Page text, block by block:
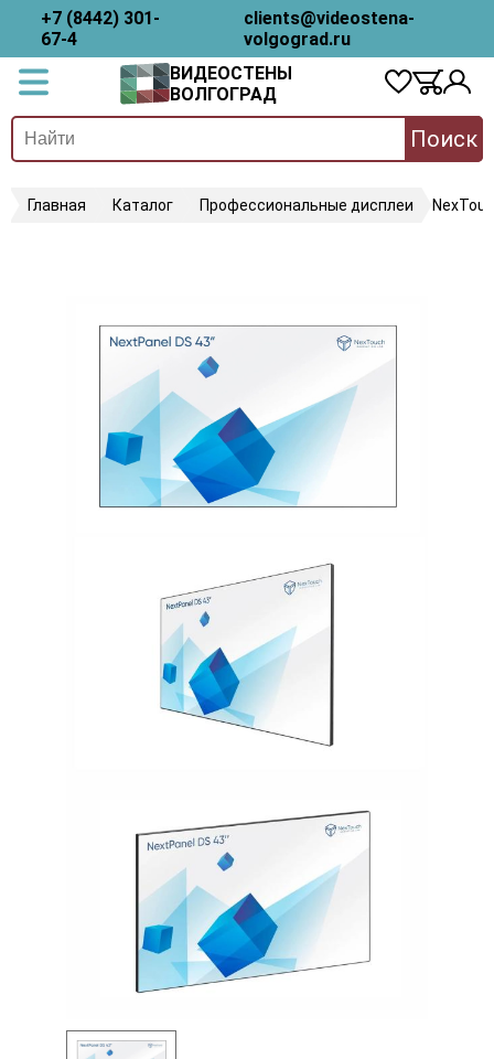
+7 (8442) 301-
67-4
clients@videostena-
volgograd.ru
ВИДЕОСТЕНЫ
ВОЛГОГРАД
Поиск
Главная Каталог Профессиональные дисплеи